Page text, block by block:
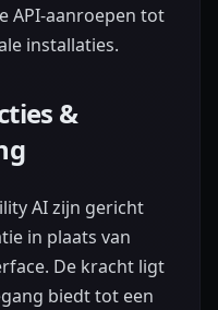
API-aanroepen tot
installaties.
&
AI zijn gericht
in plaats van
De kracht ligt
biedt tot een